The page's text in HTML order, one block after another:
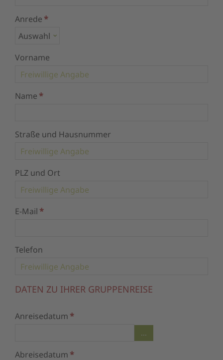
Anrede *
Vorname
Name *
Straße und Hausnummer
PLZ und Ort
E-Mail *
Telefon
DATEN ZU IHRER GRUPPENREISE
Anreisedatum *
...
Abreisedatum *